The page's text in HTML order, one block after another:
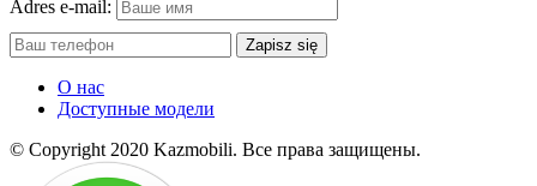
Adres e-mail:
Zapisz się
О нас
Доступные модели
© Copyright 2020 Kazmobili. Все права защищены.